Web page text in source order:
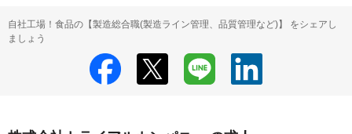
自社工場！食品の【製造総合職(製造ライン管理、品質管理など)】 をシェアし
ましょう